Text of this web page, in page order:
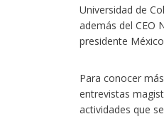
Universidad de
además del CEO
presidente
Para conocer
entrevistas
actividades que